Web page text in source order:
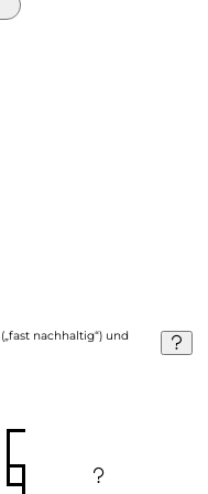
nachhaltig“) und